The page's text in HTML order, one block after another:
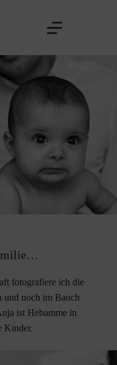
fotografiere ich die
und noch im Bauch
ist Hebamme in
Kinder.